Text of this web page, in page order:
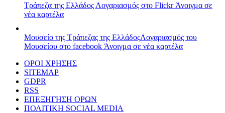
Τράπεζα της Ελλάδος Λογαριασμός στο FlickrΆνοιγμα σε
νέα καρτέλα
Μουσείο της Τράπεζας της ΕλλάδοςΛογαριασμός του
Μουσείου στο facebook Άνοιγμα σε νέα καρτέλα
ΟΡΟΙ ΧΡΗΣΗΣ
SITEMAP
GDPR
RSS
ΕΠΕΞΗΓΗΣΗ ΟΡΩΝ
ΠΟΛΙΤΙΚΗ SOCIAL MEDIA